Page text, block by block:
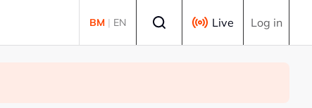
BM | EN Live Log in